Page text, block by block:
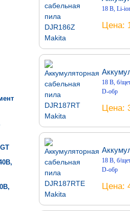
18 В, Li-
18 В, б/
D-обр
18 В, б/
D-обр